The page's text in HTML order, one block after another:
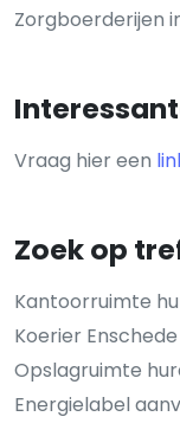
Zorgboerderijen
Vraag hier een
Zoek op
Kantoorruimte
Koerier Enschede
Opslagruimte
Energielabel